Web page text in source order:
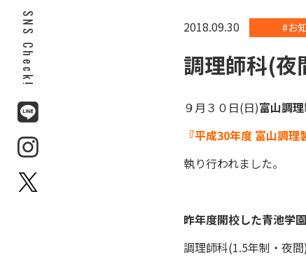
SNS Check! 2018.09.30 #お
調理師科(夜
９月３０日(日)富山調
『平成30年度 富山調
執り行われました。
昨年度開校した青池学
調理師科(1.5年制・夜